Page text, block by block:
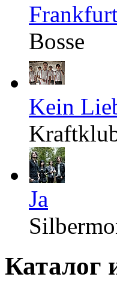
Bosse
Kein
Ja
Каталог